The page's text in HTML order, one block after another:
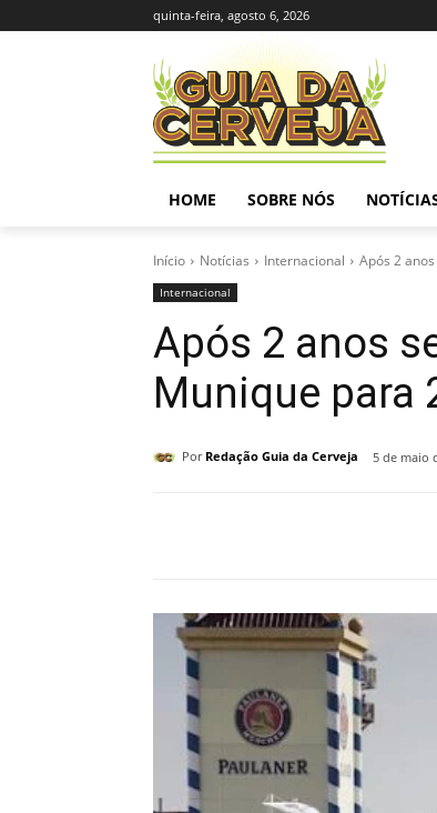
quinta-feira, agosto 6, 2026
HOME SOBRE NÓS
Início Notícias Internacional Após 2
Internacional
Após 2 anos
Munique para
Por Redação Guia da Cerveja 5 de maio